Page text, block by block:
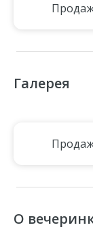
О
Галерея